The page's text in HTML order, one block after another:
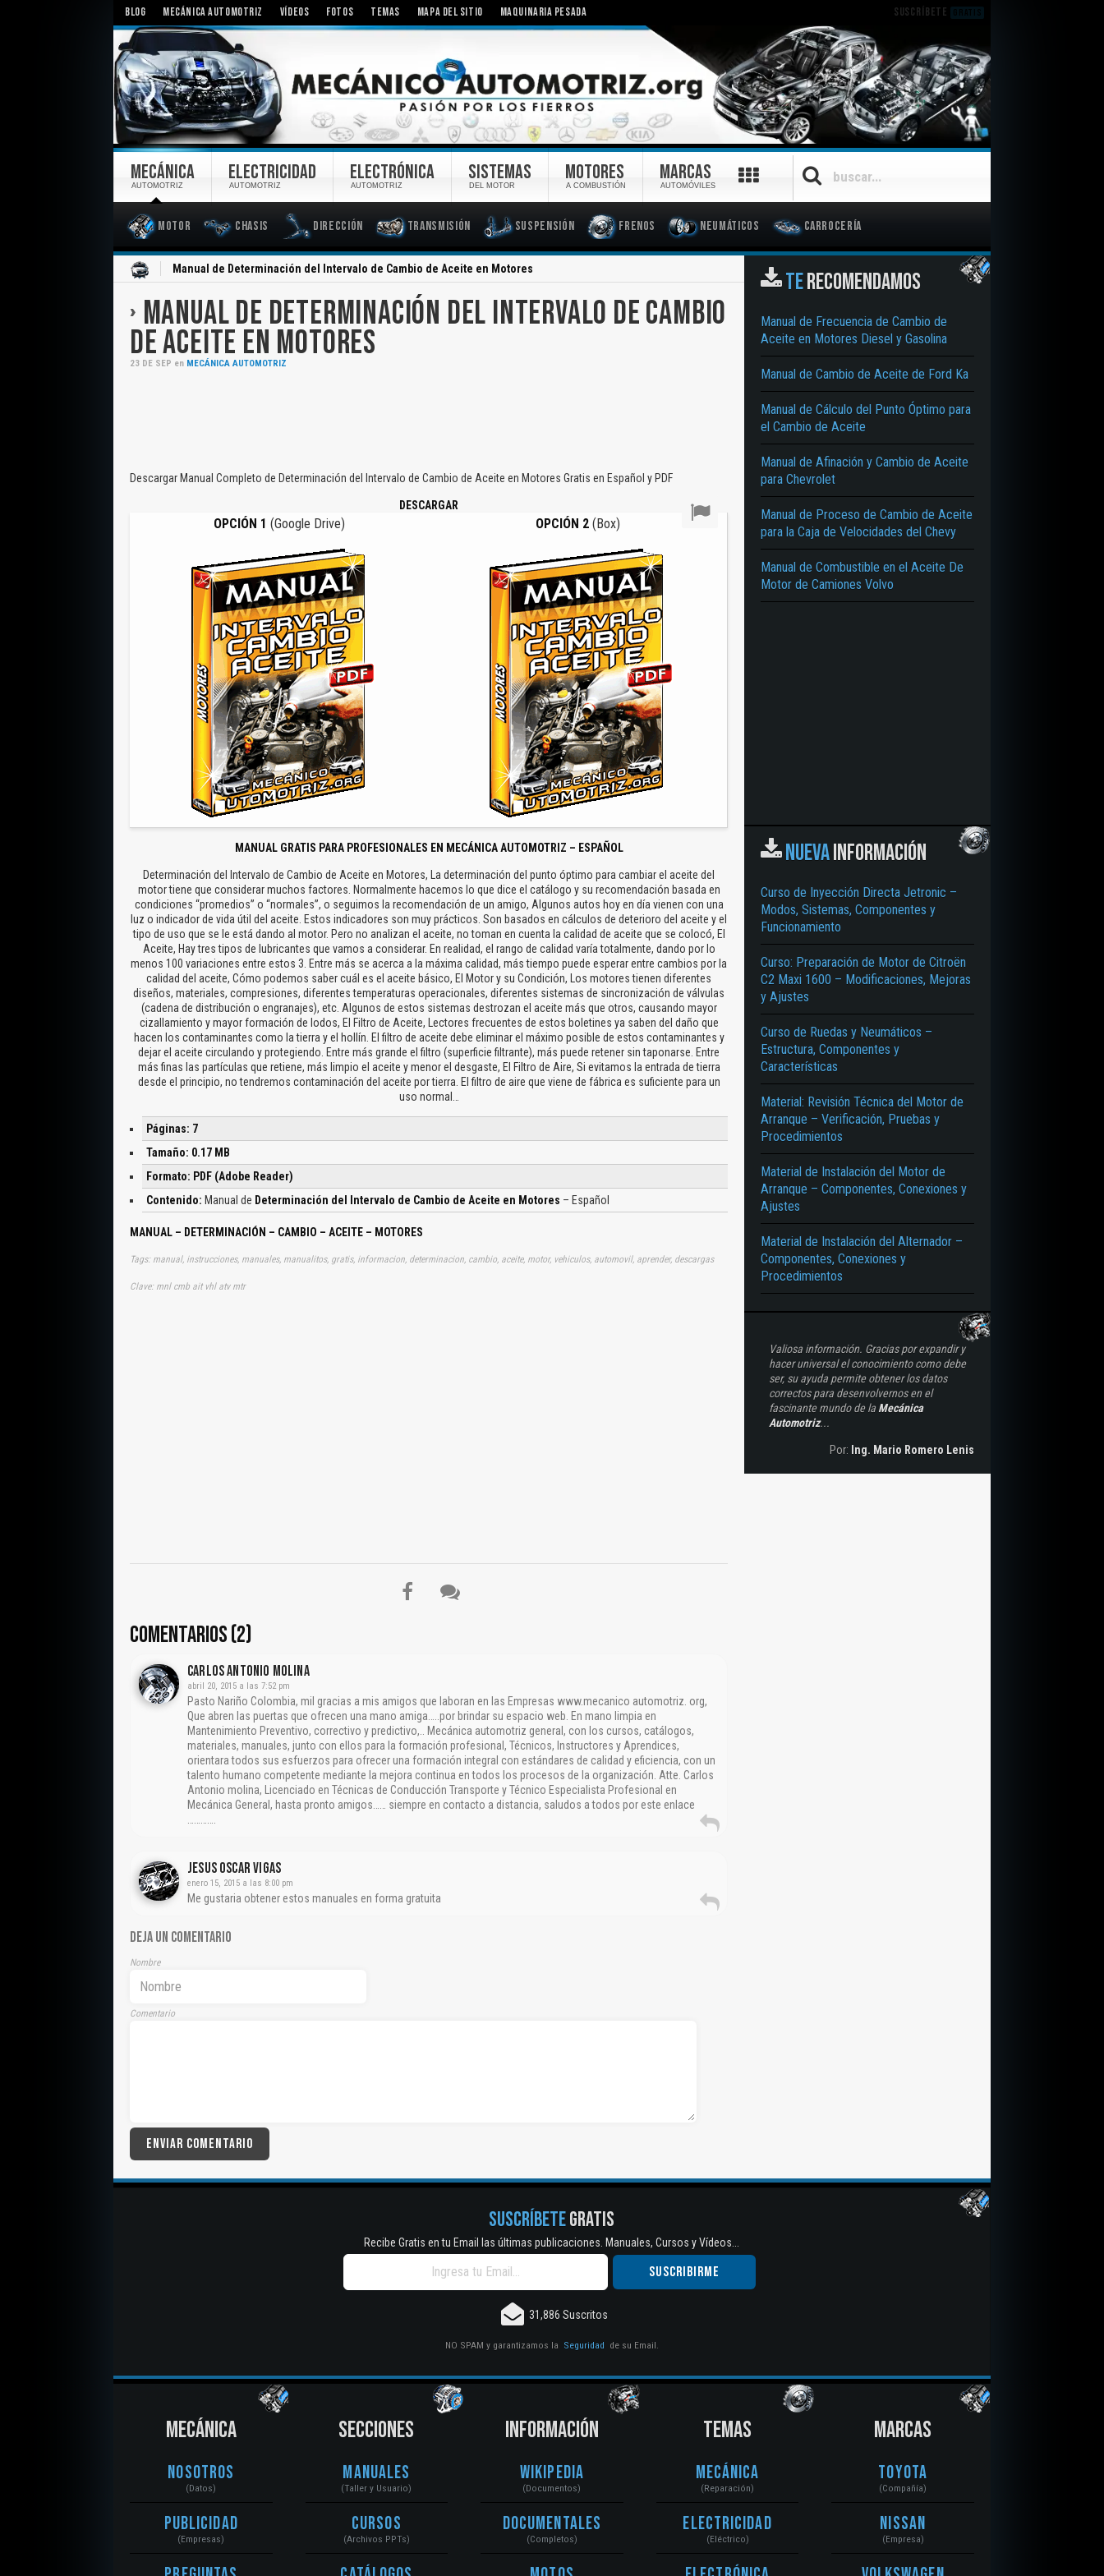
BLOG MECÁNICA AUTOMOTRIZ VÍDEOS FOTOS TEMAS MAPA DEL SITIO MAQUINARIA PESADA SUSCRÍBETE GRATIS
MECÁNICA
AUTOMOTRIZ
Motor Chasis Dirección Transmisión Suspensión Frenos Neumáticos Carrocería
ELECTRICIDAD
AUTOMOTRIZ
ELECTRÓNICA
AUTOMOTRIZ
SISTEMAS
DEL MOTOR
MOTORES
A COMBUSTIÓN
MARCAS
AUTOMÓVILES
Manual de Determinación del Intervalo de Cambio de Aceite en Motores
MANUAL DE DETERMINACIÓN DEL INTERVALO DE CAMBIO
DE ACEITE EN MOTORES
23 DE SEP en MECÁNICA AUTOMOTRIZ
Descargar Manual Completo de Determinación del Intervalo de Cambio de Aceite en Motores Gratis en Español y PDF
DESCARGAR
OPCIÓN 1 (Google Drive) OPCIÓN 2(Box)
MANUAL GRATIS PARA PROFESIONALES EN MECÁNICA AUTOMOTRIZ – ESPAÑOL
Determinación del Intervalo de Cambio de Aceite en Motores, La determinación del punto óptimo para cambiar el aceite del
motor tiene que considerar muchos factores. Normalmente hacemos lo que dice el catálogo y su recomendación basada en
condiciones “promedios” o “normales”, o seguimos la recomendación de un amigo, Algunos autos hoy en día vienen con una
luz o indicador de vida útil del aceite. Estos indicadores son muy prácticos. Son basados en cálculos de deterioro del aceite y el
tipo de uso que se le está dando al motor. Pero no analizan el aceite, no toman en cuenta la calidad de aceite que se colocó, El
Aceite, Hay tres tipos de lubricantes que vamos a considerar. En realidad, el rango de calidad varía totalmente, dando por lo
menos 100 variaciones entre estos 3. Entre más se acerca a la máxima calidad, más tiempo puede esperar entre cambios por la
calidad del aceite, Cómo podemos saber cuál es el aceite básico, El Motor y su Condición, Los motores tienen diferentes
diseños, materiales, compresiones, diferentes temperaturas operacionales, diferentes sistemas de sincronización de válvulas
(cadena de distribución o engranajes), etc. Algunos de estos sistemas destrozan el aceite más que otros, causando mayor
cizallamiento y mayor formación de lodos, El Filtro de Aceite, Lectores frecuentes de estos boletines ya saben del daño que
hacen los contaminantes como la tierra y el hollín. El filtro de aceite debe eliminar el máximo posible de estos contaminantes y
dejar el aceite circulando y protegiendo. Entre más grande el filtro (superficie filtrante), más puede retener sin taponarse. Entre
más finas las partículas que retiene, más limpio el aceite y menor el desgaste, El Filtro de Aire, Si evitamos la entrada de tierra
desde el principio, no tendremos contaminación del aceite por tierra. El filtro de aire que viene de fábrica es suficiente para un
uso normal…
Páginas: 7
Tamaño: 0.17 MB
Formato: PDF (Adobe Reader)
Contenido: Manual de Determinación del Intervalo de Cambio de Aceite en Motores – Español
MANUAL – DETERMINACIÓN – CAMBIO – ACEITE – MOTORES
Tags: manual, instrucciones, manuales, manualitos, gratis, informacion, determinacion, cambio, aceite, motor, vehiculos, automovil, aprender, descargas
Clave: mnl cmb ait vhl atv mtr
COMENTARIOS (2)
CARLOS ANTONIO MOLINA
abril 20, 2015 a las 7:52 pm
Pasto Nariño Colombia, mil gracias a mis amigos que laboran en las Empresas www.mecanico automotriz. org,
Que abren las puertas que ofrecen una mano amiga…..por brindar su espacio web. En mano limpia en
Mantenimiento Preventivo, correctivo y predictivo,.. Mecánica automotriz general, con los cursos, catálogos,
materiales, manuales, junto con ellos para la formación profesional, Técnicos, Instructores y Aprendices,
orientara todos sus esfuerzos para ofrecer una formación integral con estándares de calidad y eficiencia, con un
talento humano competente mediante la mejora continua en todos los procesos de la organización. Atte. Carlos
Antonio molina, Licenciado en Técnicas de Conducción Transporte y Técnico Especialista Profesional en
Mecánica General, hasta pronto amigos…… siempre en contacto a distancia, saludos a todos por este enlace
Jesus Oscar VIgas
enero 15, 2015 a las 8:00 pm
Me gustaria obtener estos manuales en forma gratuita
DEJA UN COMENTARIO
Nombre
Comentario
TERECOMENDAMOS
Manual de Frecuencia de Cambio de
Aceite en Motores Diesel y Gasolina
Manual de Cambio de Aceite de Ford Ka
Manual de Cálculo del Punto Óptimo para
el Cambio de Aceite
Manual de Afinación y Cambio de Aceite
para Chevrolet
Manual de Proceso de Cambio de Aceite
para la Caja de Velocidades del Chevy
Manual de Combustible en el Aceite De
Motor de Camiones Volvo
NUEVAINFORMACIÓN
Curso de Inyección Directa Jetronic –
Modos, Sistemas, Componentes y
Funcionamiento
Curso: Preparación de Motor de Citroën
C2 Maxi 1600 – Modificaciones, Mejoras
y Ajustes
Curso de Ruedas y Neumáticos –
Estructura, Componentes y
Características
Material: Revisión Técnica del Motor de
Arranque – Verificación, Pruebas y
Procedimientos
Material de Instalación del Motor de
Arranque – Componentes, Conexiones y
Ajustes
Material de Instalación del Alternador –
Componentes, Conexiones y
Procedimientos
Valiosa información. Gracias por expandir y
hacer universal el conocimiento como debe
ser, su ayuda permite obtener los datos
correctos para desenvolvernos en el
fascinante mundo de la Mecánica
Automotriz...
Por: Ing. Mario Romero Lenis
SUSCRÍBETEGRATIS
Recibe Gratis en tu Email las últimas publicaciones. Manuales, Cursos y Vídeos...
31,886 Suscritos
NO SPAM y garantizamos la Seguridad de su Email.
MECÁNICA
Nosotros
(Datos)
Publicidad
(Empresas)
SECCIONES
Manuales
(Taller y Usuario)
Cursos
(Archivos PPTs)
INFORMACIÓN
Wikipedia
(Documentos)
Documentales
(Completos)
TEMAS
Mecánica
(Reparación)
Electricidad
(Eléctrico)
MARCAS
Toyota
(Compañía)
Nissan
(Empresa)